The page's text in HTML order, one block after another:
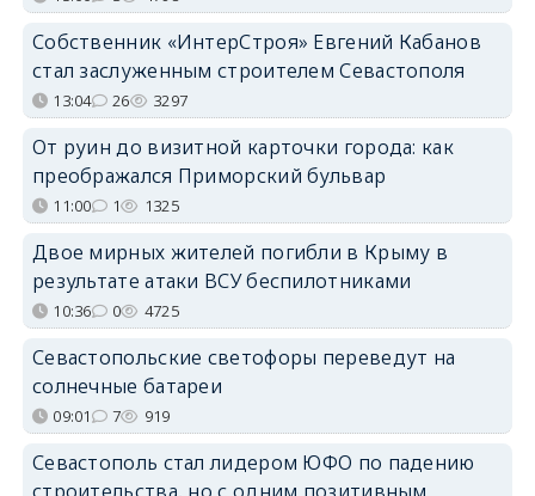
Собственник «ИнтерСтроя» Евгений Кабанов
стал заслуженным строителем Севастополя
13:04 26 3297
От руин до визитной карточки города: как
преображался Приморский бульвар
11:00 1 1325
Двое мирных жителей погибли в Крыму в
результате атаки ВСУ беспилотниками
10:36 0 4725
Севастопольские светофоры переведут на
солнечные батареи
09:01 7 919
Севастополь стал лидером ЮФО по падению
строительства, но с одним позитивным